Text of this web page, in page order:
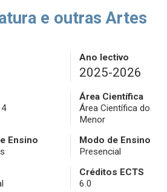
e outras Artes
Ano lectivo
2025-2026
Área Científica
Área Científica do
Menor
Ensino
Modo de Ensino
Presencial
Créditos ECTS
6.0